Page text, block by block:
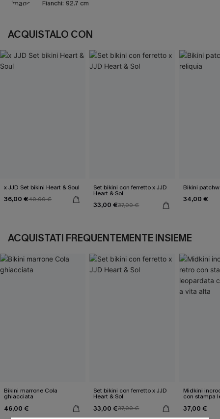
Fianchi: 92.7 cm
ACQUISTALO CON
x JJD Set bikini Heart & Soul
36,00 €40,00 €
Set bikini con ferretto x JJD
Heart & Sol
33,00 €37,00 €
Bikini
34,00 €
ACQUISTATI FREQUENTEMENTE INSIEME
Bikini marrone Cola
ghiacciata
46,00 €
Set bikini con ferretto x JJD
Heart & Sol
33,00 €37,00 €
Midkini
con stampa
37,00 €